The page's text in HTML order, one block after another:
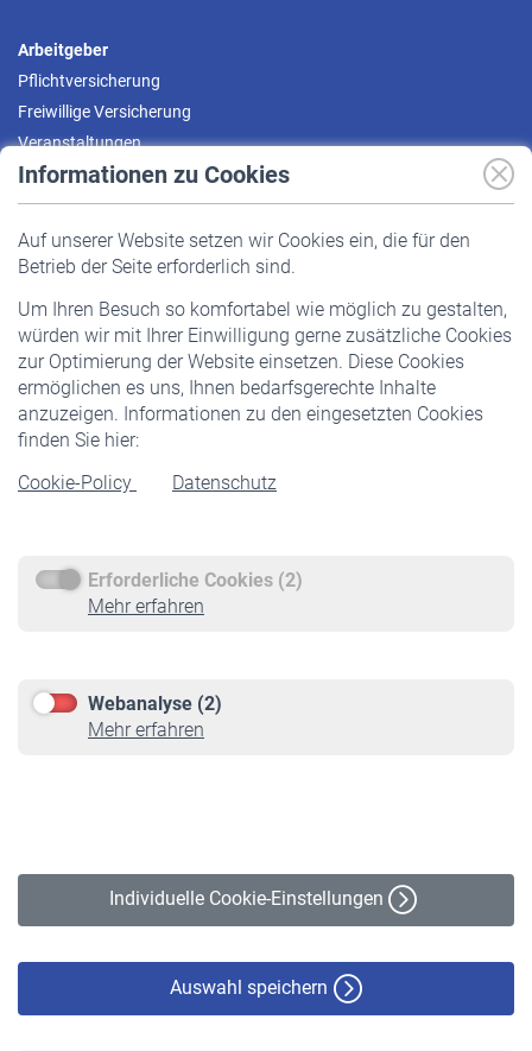
Informationen zu Cookies
Auf unserer Website setzen wir Cookies ein, die für den
Betrieb der Seite erforderlich sind.
Um Ihren Besuch so komfortabel wie möglich zu gestalten,
würden wir mit Ihrer Einwilligung gerne zusätzliche Cookies
zur Optimierung der Website einsetzen. Diese Cookies
ermöglichen es uns, Ihnen bedarfsgerechte Inhalte
anzuzeigen. Informationen zu den eingesetzten Cookies
finden Sie hier:
Cookie-Policy
Datenschutz
Erforderliche Cookies (2)
Mehr erfahren
Webanalyse (2)
Mehr erfahren
Individuelle Cookie-Einstellungen
Auswahl speichern
Arbeitgeber
Pflichtversicherung
Freiwillige Versicherung
Veranstaltungen
Pflichtversicherung
Staatliche Förderung
Veranstaltungen
Rentner
Rentenbeginn
Rente beantragen
Service
Informationen
Online-Rechner
VBLnewsletter
Erklärung zur Barrierefreiheit